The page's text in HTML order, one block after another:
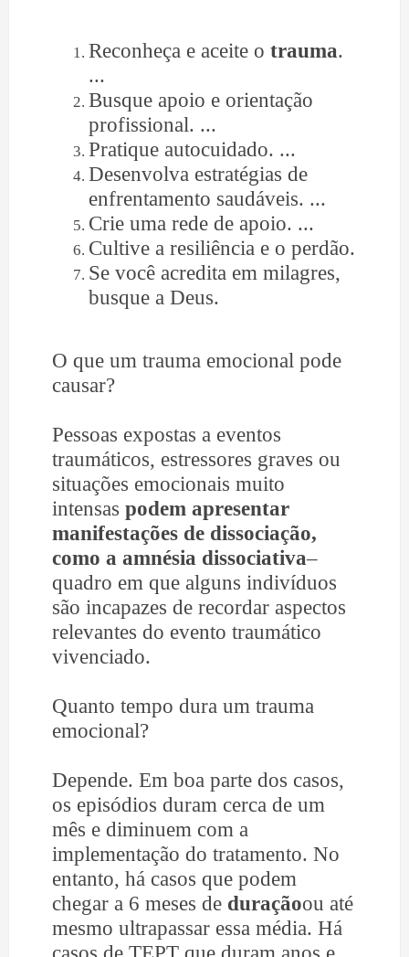
Reconheça e aceite o trauma.
...
Busque apoio e orientação
profissional. ...
Pratique autocuidado. ...
Desenvolva estratégias de
enfrentamento saudáveis. ...
Crie uma rede de apoio. ...
Cultive a resiliência e o perdão.
Se você acredita em milagres,
busque a Deus.
O que um trauma emocional pode
causar?
Pessoas expostas a eventos
traumáticos, estressores graves ou
situações emocionais muito
intensas podem apresentar
manifestações de dissociação,
como a amnésia dissociativa–
quadro em que alguns indivíduos
são incapazes de recordar aspectos
relevantes do evento traumático
vivenciado.
Quanto tempo dura um trauma
emocional?
Depende. Em boa parte dos casos,
os episódios duram cerca de um
mês e diminuem com a
implementação do tratamento. No
entanto, há casos que podem
chegar a 6 meses de duraçãoou até
mesmo ultrapassar essa média. Há
casos de TEPT que duram anos e,